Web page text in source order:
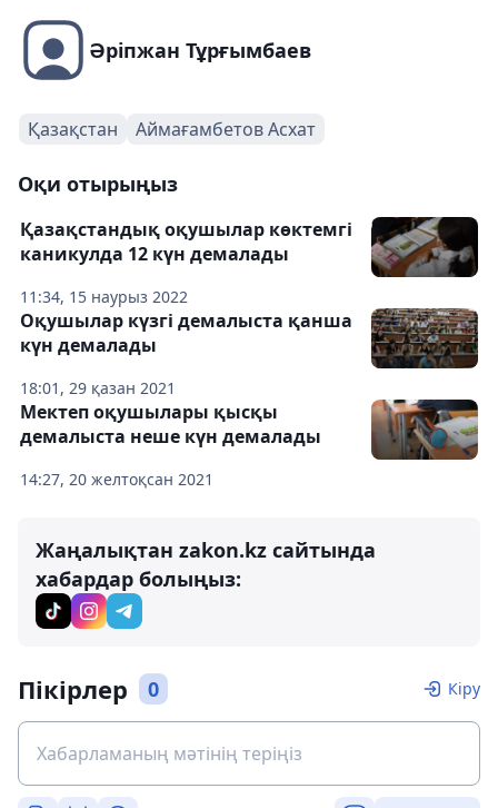
Әріпжан Тұрғымбаев
Қазақстан Аймағамбетов Асхат
Оқи отырыңыз
11:34, 15 наурыз 2022
Қазақстандық оқушылар көктемгі
каникулда 12 күн демалады
18:01, 29 қазан 2021
Оқушылар күзгі демалыста қанша
күн демалады
14:27, 20 желтоқсан 2021
Мектеп оқушылары қысқы
демалыста неше күн демалады
Жаңалықтан zakon.kz сайтында
хабардар болыңыз:
Пікірлер 0 Кіру